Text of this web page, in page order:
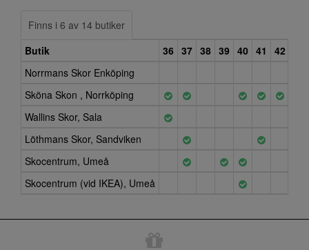
Finns i 6 av 14 butiker
Butik
36 37 38 39 40 41 42
Norrmans Skor Enköping
Sköna Skon , Norrköping
Wallins Skor, Sala
Löthmans Skor, Sandviken
Skocentrum, Umeå
Skocentrum (vid IKEA), Umeå